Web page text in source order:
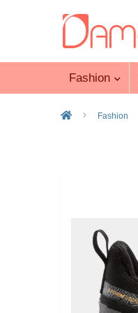
Fashion
Fashion